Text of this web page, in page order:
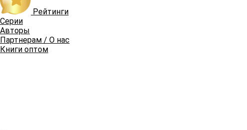
Рейтинги
Серии
Авторы
Партнерам / О нас
Книги оптом